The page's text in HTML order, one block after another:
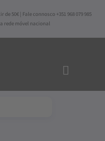
50€ | Fale connosco +351 968 079 985
rede móvel nacional
AO